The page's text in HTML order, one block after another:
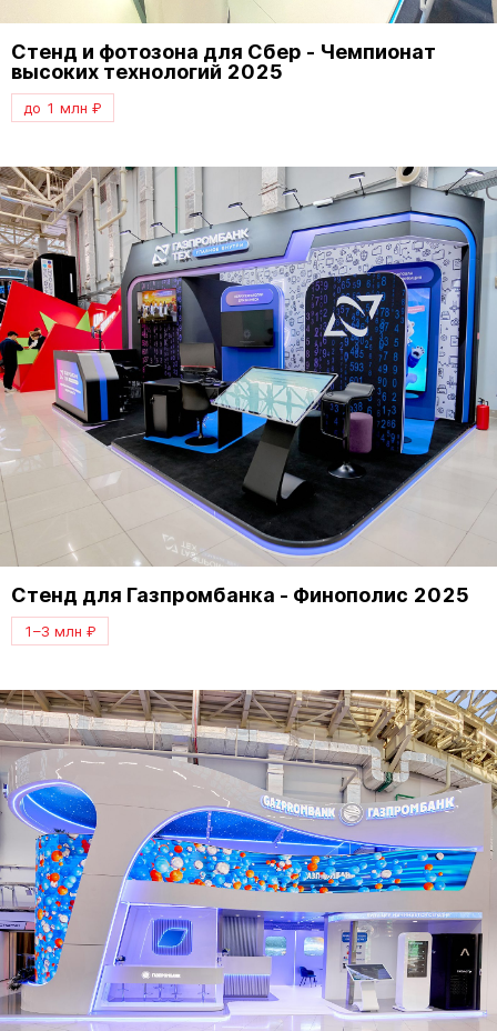
Стенд и фотозона для Сбер - Чемпионат
высоких технологий 2025
до 1 млн ₽
Стенд для Газпромбанка - Финополис 2025
1–3 млн ₽